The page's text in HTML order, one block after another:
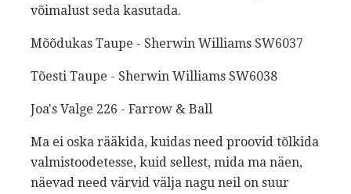
võimalust seda kasutada.
Mõõdukas Taupe - Sherwin Williams SW6037
Tõesti Taupe - Sherwin Williams SW6038
Joa's Valge 226 - Farrow & Ball
Ma ei oska rääkida, kuidas need proovid tõlkida
valmistoodetesse, kuid sellest, mida ma näen,
näevad need värvid välja nagu neil on suur